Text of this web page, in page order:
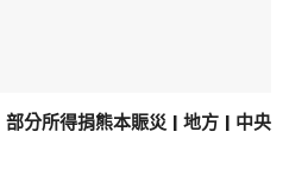
分所得捐熊本賑災 | 地方 | 中央